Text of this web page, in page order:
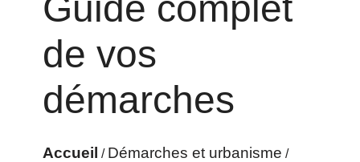
de vos
démarches
Accueil / Démarches et urbanisme /